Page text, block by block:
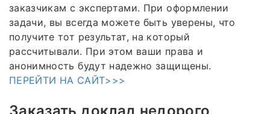
заказчикам с экспертами. При оформлении
задачи, вы всегда можете быть уверены, что
получите тот результат, на который
рассчитывали. При этом ваши права и
анонимность будут надежно защищены.
ПЕРЕЙТИ НА САЙТ>>>